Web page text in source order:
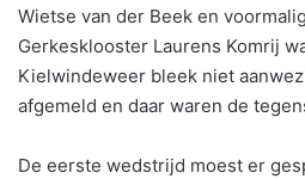
Wietse van der Beek en
Gerkesklooster Laurens Komrij
Kielwindeweer bleek niet
afgemeld en daar waren de
De eerste wedstrijd moest er